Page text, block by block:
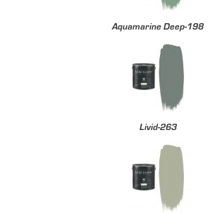
Aquamarine Deep-198
Livid-263